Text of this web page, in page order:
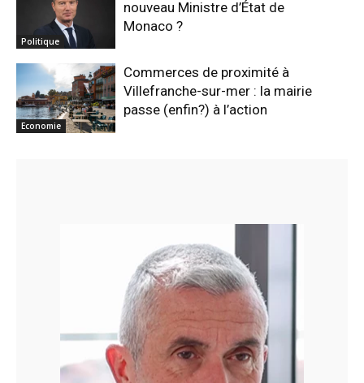
Politique
nouveau Ministre d’État de
Monaco ?
Economie
Commerces de proximité à
Villefranche-sur-mer : la mairie
passe (enfin?) à l’action